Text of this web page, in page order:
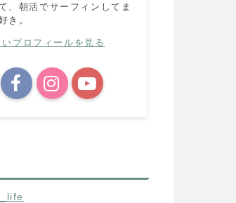
、朝活でサーフィンしてま
き。
いプロフィールを見る